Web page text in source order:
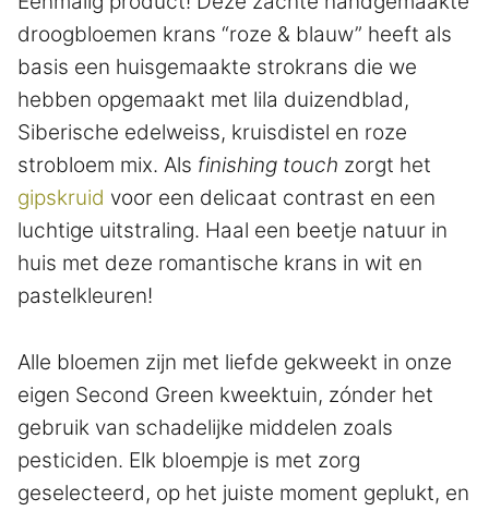
droogbloemen krans “roze & blauw” heeft als
basis een huisgemaakte strokrans die we
hebben opgemaakt met lila duizendblad,
Siberische edelweiss, kruisdistel en roze
strobloem mix. Als finishing touch zorgt het
gipskruid voor een delicaat contrast en een
luchtige uitstraling. Haal een beetje natuur in
huis met deze romantische krans in wit en
pastelkleuren!
Alle bloemen zijn met liefde gekweekt in onze
eigen Second Green kweektuin, zónder het
gebruik van schadelijke middelen zoals
pesticiden. Elk bloempje is met zorg
geselecteerd, op het juiste moment geplukt, en